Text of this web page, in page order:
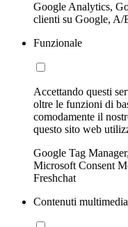
Google Analytics,
clienti su Google, A/
Funzionale
Accettando questi
oltre le funzioni di
comodamente il
questo sito web
Google Tag
Microsoft Consent
Freshchat
Contenuti